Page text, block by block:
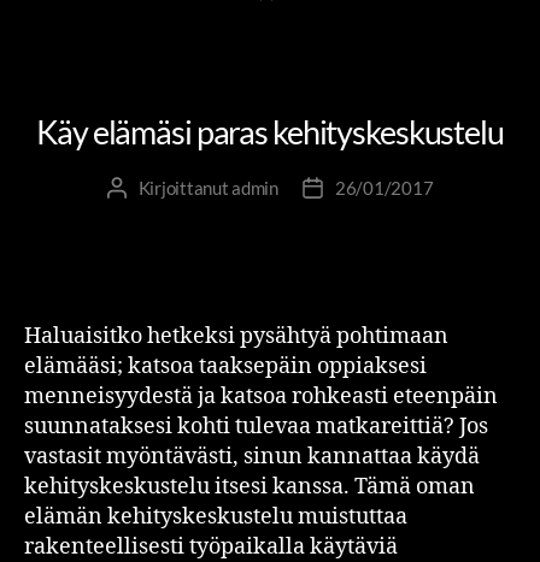
Käy elämäsi paras kehityskeskustelu
Kirjoittanutadmin 26/01/2017
Haluaisitko hetkeksi pysähtyä pohtimaan
elämääsi; katsoa taaksepäin oppiaksesi
menneisyydestä ja katsoa rohkeasti eteenpäin
suunnataksesi kohti tulevaa matkareittiä? Jos
vastasit myöntävästi, sinun kannattaa käydä
kehityskeskustelu itsesi kanssa. Tämä oman
elämän kehityskeskustelu muistuttaa
rakenteellisesti työpaikalla käytäviä